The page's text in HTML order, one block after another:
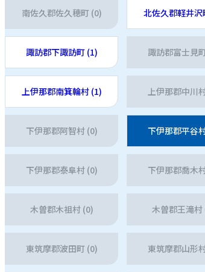
南佐久郡佐久穂町 (0) 北佐久郡軽井沢
諏訪郡下諏訪町 (1) 諏訪郡富士見
上伊那郡南箕輪村 (1) 上伊那郡中川
下伊那郡阿智村 (0) 下伊那郡平谷
下伊那郡泰阜村 (0) 下伊那郡喬木
木曽郡木祖村 (0) 木曽郡王滝村
東筑摩郡波田町 (0) 東筑摩郡山形